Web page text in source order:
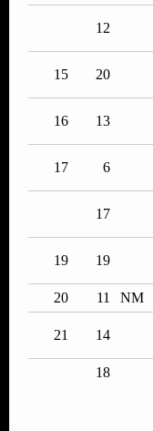
12
15 20
16 13
17 6
17
19 19
20 11 NM
21 14
18